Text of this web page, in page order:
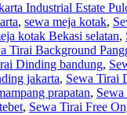
Industrial Estate
, sewa meja kotak,
kotak Bekasi selatan,
Tirai Background
Dinding bandung,
jakarta, Sewa Tirai
prapatan,
, Sewa Tirai Free